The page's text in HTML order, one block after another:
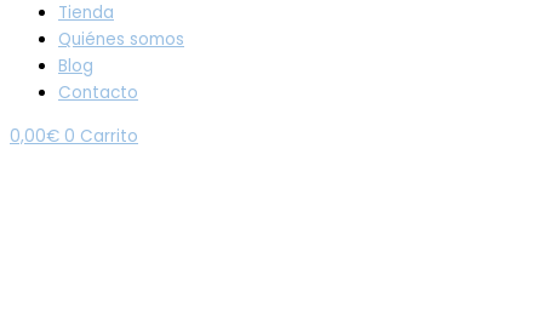
Tienda
Quiénes somos
Blog
Contacto
0,00€ 0 Carrito